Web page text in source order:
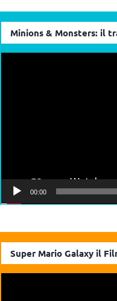
Minions & Monsters: il
00:00
Super Mario Galaxy il